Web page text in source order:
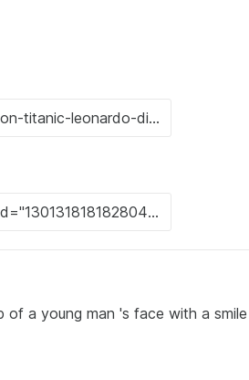
of a young man 's face with a smile